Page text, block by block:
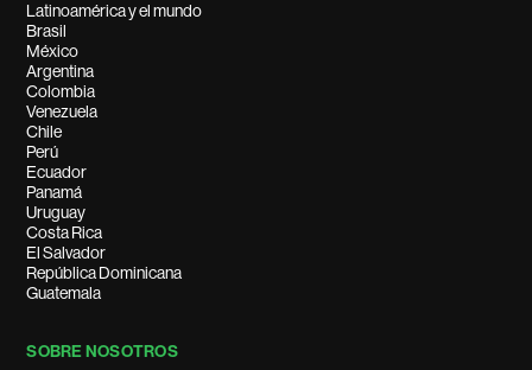
Latinoamérica y el mundo
Brasil
México
Argentina
Colombia
Venezuela
Chile
Perú
Ecuador
Panamá
Uruguay
Costa Rica
El Salvador
República Dominicana
Guatemala
SOBRE NOSOTROS